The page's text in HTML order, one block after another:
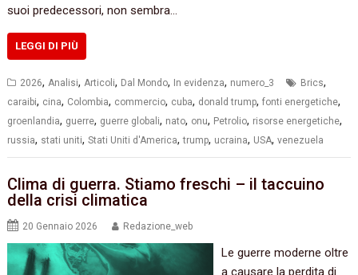
suoi predecessori, non sembra…
LEGGI DI PIÙ
2026,Analisi,Articoli, Dal Mondo, In evidenza, numero_3 Brics,
caraibi, cina, Colombia, commercio, cuba, donald trump,fonti energetiche,
groenlandia, guerre, guerre globali, nato, onu, Petrolio, risorse energetiche,
russia, stati uniti,Stati Uniti d'America,trump, ucraina, USA,venezuela
Clima di guerra. Stiamo freschi – il taccuino
della crisi climatica
20 Gennaio 2026 Redazione_web
Le guerre moderne oltre
a causare la perdita di